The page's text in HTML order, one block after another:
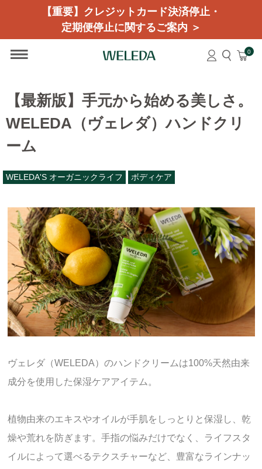
【重要】クレジットカード決済停止・
定期便停止に関するご案内 ＞
0
【最新版】手元から始める美しさ。
WELEDA（ヴェレダ）ハンドクリ
ーム
WELEDA'S オーガニックライフ ボディケア
ヴェレダ（WELEDA）のハンドクリームは100%天然由来
成分を使用した保湿ケアアイテム。
植物由来のエキスやオイルが手肌をしっとりと保湿し、乾
燥や荒れを防ぎます。手指の悩みだけでなく、ライフスタ
イルによって選べるテクスチャーなど、豊富なラインナッ